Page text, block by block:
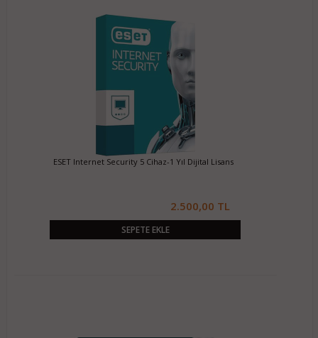
ESET Internet Security 5 Cihaz-1 Yıl Dijital Lisans
2.500,00 TL
SEPETE EKLE